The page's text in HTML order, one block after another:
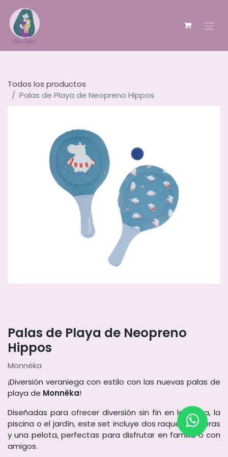
Todos los productos
Palas de Playa de Neopreno Hippos
Palas de Playa de Neopreno
Hippos
Monnëka
¡Diversión veraniega con estilo con las nuevas palas de
playa de Monnëka!
Diseñadas para ofrecer diversión sin fin en la arena, la
piscina o el jardín, este set incluye dos raquetas ligeras
y una pelota, perfectas para disfrutar en familia o con
amigos.